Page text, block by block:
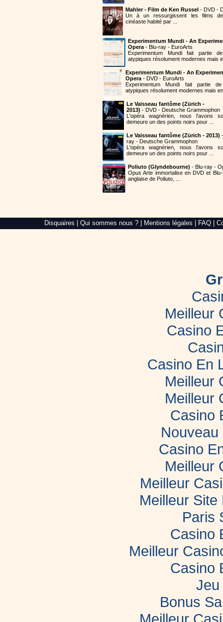
Mahler - Film de Ken Russel - DVD -
Un à un ressurgissent les films
cinéaste habité par ...
Experimentum Mundi - An
Opera - Blu-ray - EuroArts
Experimentum Mundi fait partie
atypiques résolument modernes mais
Experimentum Mundi - An
Opera - DVD - EuroArts
Experimentum Mundi fait partie
atypiques résolument modernes mais
Le Vaisseau fantôme (Zürich -
2013) - DVD - Deutsche Grammophon
L'opéra wagnérien, nous l'avons
demeure un des points noirs pour ...
Le Vaisseau fantôme (Zürich - 2013)
ray - Deutsche Grammophon
L'opéra wagnérien, nous l'avons
demeure un des points noirs pour ...
Poliuto (Glyndebourne) - Blu-ray -
Opus Arte immortalise en DVD et
anglaise de Poliuto, ...
Disquaires Qui sommes nous ? Mentions légales FAQ
Web,
Meilleur
Casino
Casino En
Meilleur
Meilleur
Casino
Casino
Meilleur
Meilleur
Meilleur
Paris
Casino
Meilleur
Casino
Jeu
Bonus